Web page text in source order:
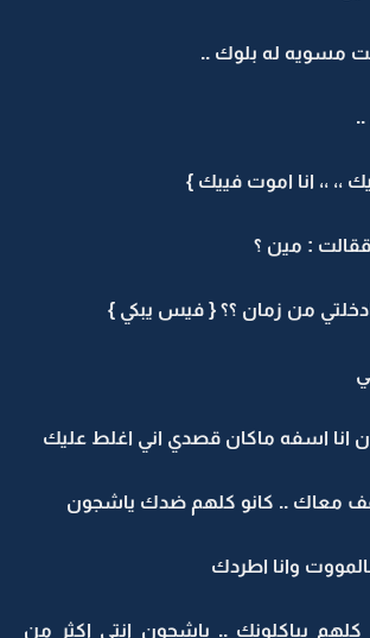
مسويه له بلوك ..
انا اموت فييك }
: مين ؟
من زمان ؟؟ { فيس يبكي }
اسفه ماكان قصدي اني اغلط عليك
.. كانو كلهم ضدك ياشجون
وانا اطردك
.. ياشجون انتي اكثر من